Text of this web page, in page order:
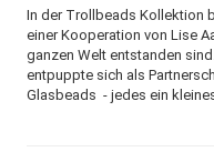
In der Trollbeads Kollektion
einer Kooperation von Lise
ganzen Welt entstanden
entpuppte sich als
Glasbeads - jedes ein